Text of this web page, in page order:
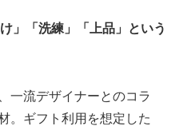
け」「洗練」「上品」という
一流デザイナーとのコラ
。ギフト利用を想定した